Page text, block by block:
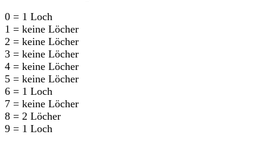
0 = 1 Loch
1 = keine Löcher
2 = keine Löcher
3 = keine Löcher
4 = keine Löcher
5 = keine Löcher
6 = 1 Loch
7 = keine Löcher
8 = 2 Löcher
9 = 1 Loch